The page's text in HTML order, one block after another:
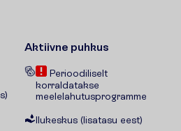
Aktiivne puhkus
Perioodiliselt
korraldatakse
meelelahutusprogramme
Ilukeskus (lisatasu eest)